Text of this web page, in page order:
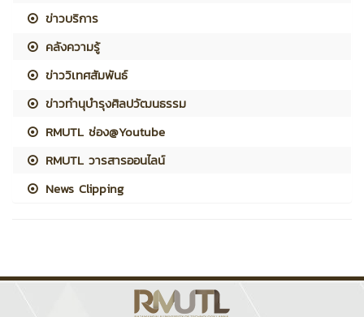
ข่าวบริการ
คลังความรู้
ข่าววิเทศสัมพันธ์
ข่าวทำนุบำรุงศิลปวัฒนธรรม
RMUTL ช่อง@Youtube
RMUTL วารสารออนไลน์
News Clipping